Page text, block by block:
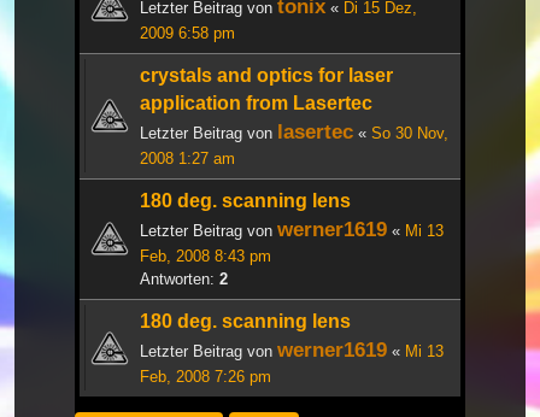
Letzter Beitrag von tonix « Di 15 Dez,
2009 6:58 pm
crystals and optics for laser
application from Lasertec
Letzter Beitrag von lasertec « So 30 Nov,
2008 1:27 am
180 deg. scanning lens
Letzter Beitrag von werner1619 « Mi 13
Feb, 2008 8:43 pm
Antworten: 2
180 deg. scanning lens
Letzter Beitrag von werner1619 « Mi 13
Feb, 2008 7:26 pm